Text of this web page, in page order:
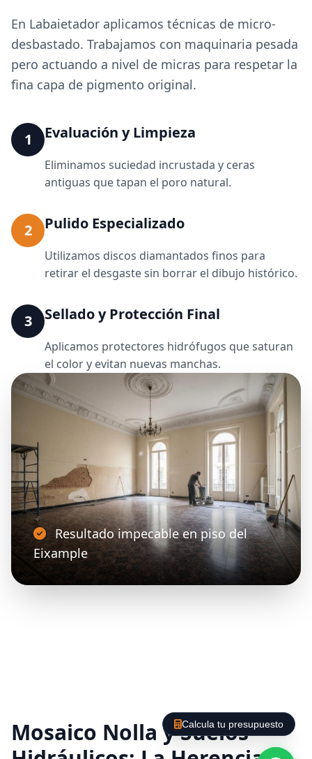
En Labaietador aplicamos técnicas de micro-
desbastado. Trabajamos con maquinaria pesada
pero actuando a nivel de micras para respetar la
fina capa de pigmento original.
1 Evaluación y Limpieza
Eliminamos suciedad incrustada y ceras
antiguas que tapan el poro natural.
2 Pulido Especializado
Utilizamos discos diamantados finos para
retirar el desgaste sin borrar el dibujo histórico.
3 Sellado y Protección Final
Aplicamos protectores hidrófugos que saturan
el color y evitan nuevas manchas.
Resultado impecable en piso del
Eixample
Mosaico Nolla y Suelos
Calcula tu presupuesto